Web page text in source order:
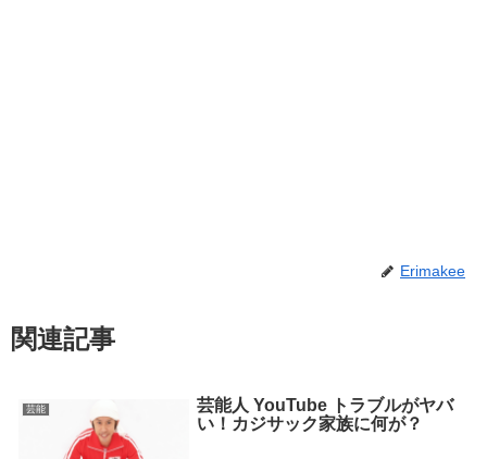
Erimakee
関連記事
芸能
芸能人 YouTube トラブルがヤバ
い！カジサック家族に何が？